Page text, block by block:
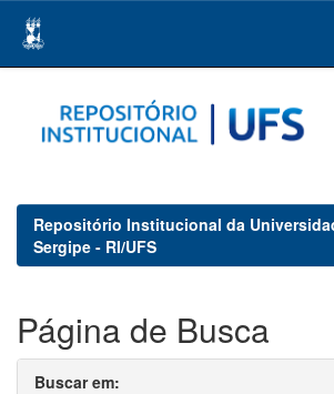
navigation
Repositório Institucional da
Sergipe - RI/UFS
Página de Busca
Buscar em: